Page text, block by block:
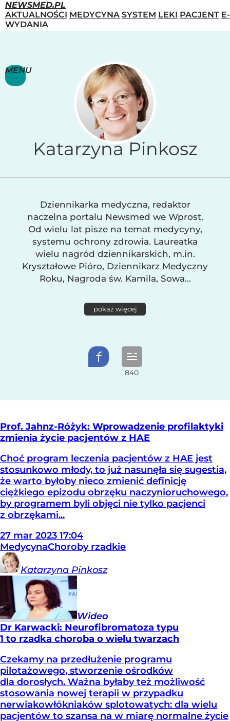
NEWSMED.PL
AKTUALNOŚCI MEDYCYNA SYSTEM LEKI PACJENT E-
WYDANIA
MENU
Katarzyna Pinkosz
Dziennikarka medyczna, redaktor
naczelna portalu Newsmed we Wprost.
Od wielu lat pisze na temat medycyny,
systemu ochrony zdrowia. Laureatka
wielu nagród dziennikarskich, m.in.
Kryształowe Pióro, Dziennikarz Medyczny
Roku, Nagroda św. Kamila, Sowa...
pokaż więcej
Prof. Jahnz-Różyk: Wprowadzenie profilaktyki
zmienia życie pacjentów z HAE
Choć program leczenia pacjentów z HAE jest
stosunkowo młody, to już nasunęła się sugestia,
że warto byłoby nieco zmienić definicję
ciężkiego epizodu obrzęku naczynioruchowego,
by programem byli objęci nie tylko pacjenci
z obrzękami...
27 mar 2023 17:04
MedycynaChoroby rzadkie
Katarzyna Pinkosz
Wideo
Dr Karwacki: Neurofibromatoza typu
1 to rzadka choroba o wielu twarzach
Czekamy na przedłużenie programu
pilotażowego, stworzenie ośrodków
dla dorosłych. Ważna byłaby też możliwość
stosowania nowej terapii w przypadku
nerwiakowłókniaków splotowatych: dla wielu
pacjentów to szansa na w miarę normalne życie